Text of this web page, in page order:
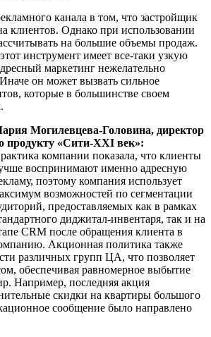
канала в том, что застройщик
клиентов. Однако при использовании
на большие объемы продаж.
инструмент имеет все-таки узкую
маркетинг нежелательно
он может вызвать сильное
которые в большинстве своем
Могилевцева-Головина, директор
продукту «Сити-XXI век»:
компании показала, что клиенты
воспринимают именно адресную
поэтому компания использует
возможностей по сегментации
предоставляемых как в рамках
диджитал-инвентаря, так и на
CRM после обращения клиента в
Акционная политика также
различных групп ЦА, что позволяет
обеспечивая равномерное выбытие
Например, последняя акция
скидки на квартиры большого
сообщение было направлено